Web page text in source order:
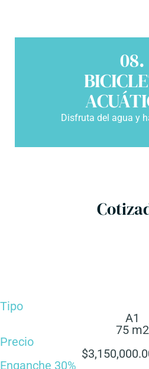
08.
Disfruta del agua y
Tipo
A1
75 m2
Precio
Enganche 30%